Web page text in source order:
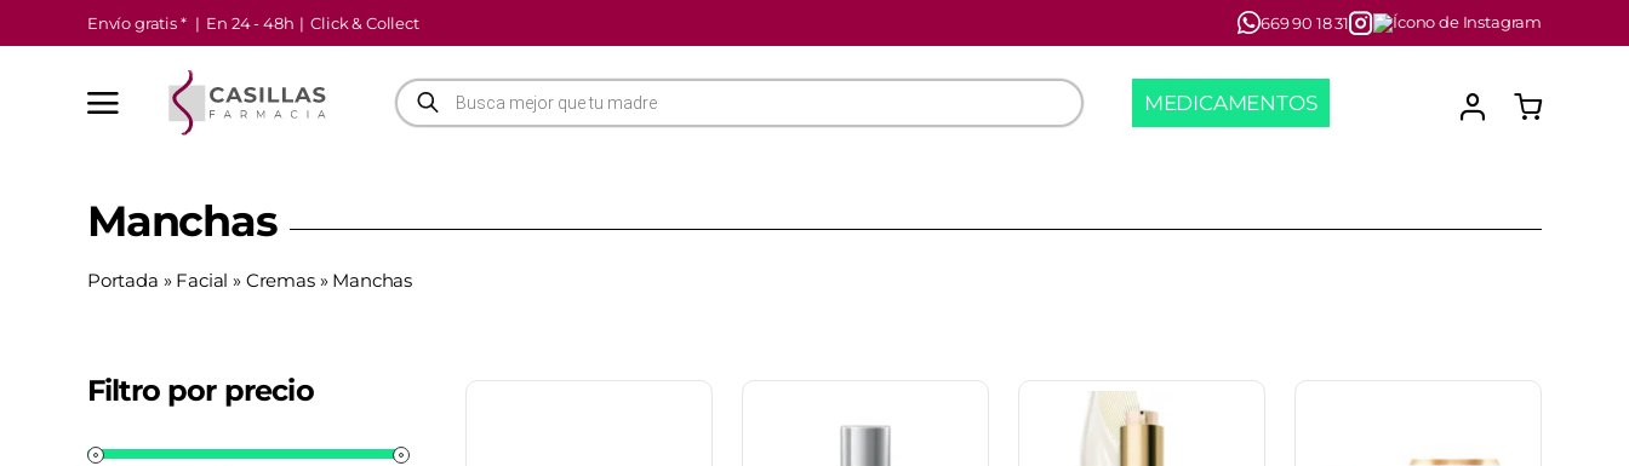
al
contenido
Envío gratis * | En 24 - 48h | Click & Collect 669 90 18 31
Búsqueda
de
productos
MEDICAMENTOS
Manchas
Portada » Facial » Cremas» Manchas
Filtro por precio